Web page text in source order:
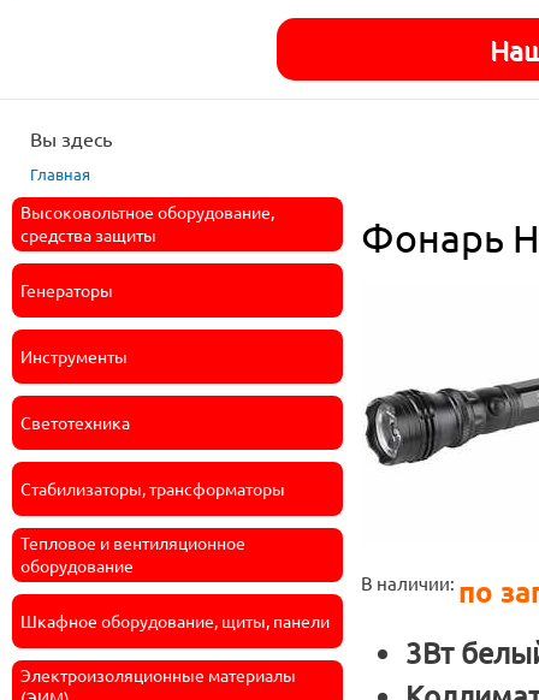
Вы здесь
Главная
Высоковольтное оборудование,
средства защиты
Генераторы
Инструменты
Светотехника
Стабилизаторы, трансформаторы
Тепловое и вентиляционное
оборудование
Шкафное оборудование, щиты, панели
Электроизоляционные материалы
Фонарь
В наличии: по
3Вт